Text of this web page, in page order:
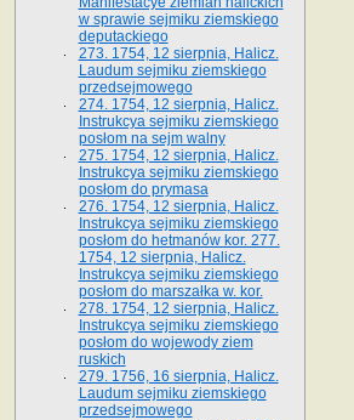
w sprawie sejmiku ziemskiego
deputackiego
273. 1754, 12 sierpnia, Halicz.
Laudum sejmiku ziemskiego
przedsejmowego
274. 1754, 12 sierpnia, Halicz.
Instrukcya sejmiku ziemskiego
posłom na sejm walny
275. 1754, 12 sierpnia, Halicz.
Instrukcya sejmiku ziemskiego
posłom do prymasa
276. 1754, 12 sierpnia, Halicz.
Instrukcya sejmiku ziemskiego
posłom do hetmanów kor. 277.
1754, 12 sierpnia, Halicz.
Instrukcya sejmiku ziemskiego
posłom do marszałka w. kor.
278. 1754, 12 sierpnia, Halicz.
Instrukcya sejmiku ziemskiego
posłom do wojewody ziem
ruskich
279. 1756, 16 sierpnia, Halicz.
Laudum sejmiku ziemskiego
przedsejmowego